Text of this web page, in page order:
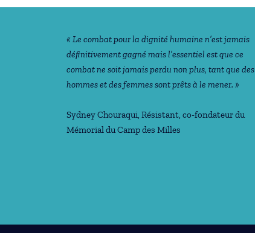
« Le combat pour la dignité humaine n’est jamais
déﬁnitivement gagné mais l’essentiel est que ce
combat ne soit jamais perdu non plus, tant que des
hommes et des femmes sont prêts à le mener. »
Sydney Chouraqui, Résistant, co-fondateur du
Mémorial du Camp des Milles